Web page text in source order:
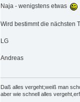
Naja - wenigstens etwas
Wird bestimmt die nächsten
LG
Andreas
Daß alles vergeht;weiß man
aber wie schnell alles